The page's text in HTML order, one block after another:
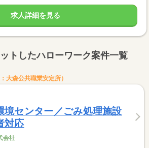
求人詳細を見る
トしたハローワーク案件一覧
大森公共職業安定所）
境センター／ごみ処理施設
対応
会社